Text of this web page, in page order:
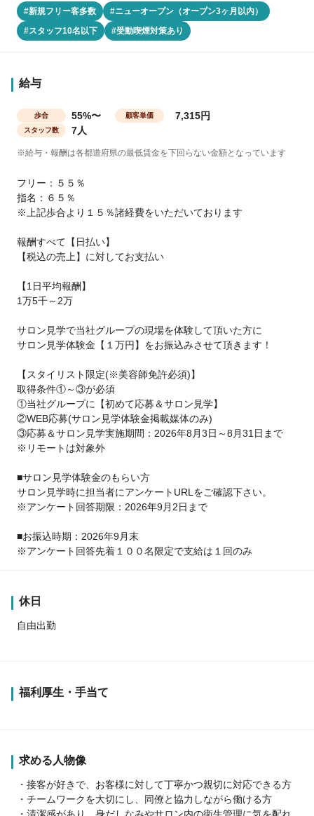
#新規フリー客多数
#ニューオープン（オープン3ヶ月以内）
#スタッフ10名以下
#受動喫煙対策あり
給与
歩合 55%〜 顧客単価 7,315円
スタッフ数 7人
※給与・報酬は各都道府県の最低賃金を下回らない金額となっています
フリー：５５％
指名：６５％
※上記歩合より１５％諸経費をいただいております
報酬すべて【日払い】
【税込の売上】に対してお支払い
【1日平均報酬】
1万5千～2万
サロン見学で当社グループの現場を体験して頂いた方に
サロン見学体験金【１万円】をお振込みさせて頂きます！
【スタイリスト限定(※美容師免許必須)】
取得条件①～③が必須
①当社グループに【初めて応募＆サロン見学】
②WEB応募(サロン見学体験金掲載媒体のみ)
③応募＆サロン見学実施期間：2026年8月3日～8月31日まで
※リモートは対象外
■サロン見学体験金のもらい方
サロン見学時に担当者にアンケートURLをご確認下さい。
※アンケート回答期限：2026年9月2日まで
■お振込時期：2026年9月末
※アンケート回答先着１００名限定で支給は１回のみ
休日
自由出勤
福利厚生・手当て
求める人物像
・接客が好きで、お客様に対して丁寧かつ親切に対応できる方
・チームワークを大切にし、同僚と協力しながら働ける方